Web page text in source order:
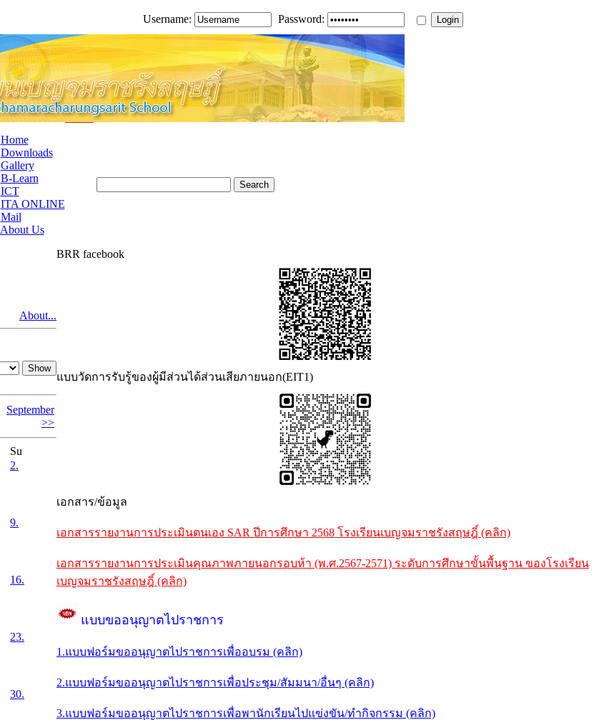
Username: Password:
Home
Downloads
Gallery
B-Learn
ICT
ITA ONLINE
Mail
About Us
About...
September
>>
Su
2.
9.
16.
23.
30.
BRR facebook
แบบวัดการรับรู้ของผู้มีส่วนได้ส่วนเสียภายนอก(EIT1)
เอกสาร/ข้อมูล
เอกสารรายงานการประเมินตนเอง SAR ปีการศึกษา 2568 โรงเรียนเบญจมราชรังสฤษฎิ์ (คลิก)
เอกสารรายงานการประเมินคุณภาพภายนอกรอบห้า (พ.ศ.2567-2571) ระดับการศึกษาขั้นพื้นฐาน ของโรงเรียน
เบญจมราชรังสฤษฎิ์ (คลิก)
แบบขออนุญาตไปราชการ
1.แบบฟอร์มขออนุญาตไปราชการเพื่ออบรม (คลิก)
2.แบบฟอร์มขออนุญาตไปราชการเพื่อประชุม/สัมมนา/อื่นๆ (คลิก)
3.แบบฟอร์มขออนุญาตไปราชการเพื่อพานักเรียนไปแข่งขัน/ทำกิจกรรม (คลิก)